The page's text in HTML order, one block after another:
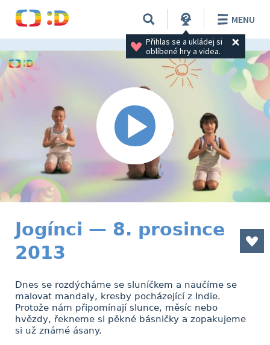
Přihlas se a ukládej si
oblíbené hry a videa.
MENU
Jogínci — 8. prosince
2013
Dnes se rozdýcháme se sluníčkem a naučíme se
malovat mandaly, kresby pocházející z Indie.
Protože nám připomínají slunce, měsíc nebo
hvězdy, řekneme si pěkné básničky a zopakujeme
si už známé ásany.